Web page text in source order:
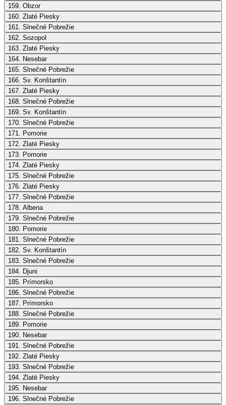
159. Obzor
160. Zlaté Piesky
161. Slnečné Pobrežie
162. Sozopol
163. Zlaté Piesky
164. Nesebar
165. Slnečné Pobrežie
166. Sv. Konštantín
167. Zlaté Piesky
168. Slnečné Pobrežie
169. Sv. Konštantín
170. Slnečné Pobrežie
171. Pomorie
172. Zlaté Piesky
173. Pomorie
174. Zlaté Piesky
175. Slnečné Pobrežie
176. Zlaté Piesky
177. Slnečné Pobrežie
178. Albena
179. Slnečné Pobrežie
180. Pomorie
181. Slnečné Pobrežie
182. Sv. Konštantín
183. Slnečné Pobrežie
184. Djuni
185. Prímorsko
186. Slnečné Pobrežie
187. Prímorsko
188. Slnečné Pobrežie
189. Pomorie
190. Nesebar
191. Slnečné Pobrežie
192. Zlaté Piesky
193. Slnečné Pobrežie
194. Zlaté Piesky
195. Nesebar
196. Slnečné Pobrežie